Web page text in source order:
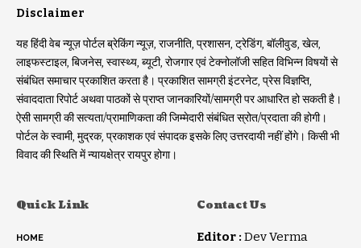
Disclaimer
यह हिंदी वेब न्यूज़ पोर्टल ब्रेकिंग न्यूज़, राजनीति, प्रशासन, ट्रेडिंग, बॉलीवुड, खेल,
लाइफस्टाइल, बिजनेस, स्वास्थ्य, ब्यूटी, रोजगार एवं टेक्नोलॉजी सहित विभिन्न विषयों से
संबंधित समाचार प्रकाशित करता है। प्रकाशित सामग्री इंटरनेट, प्रेस विज्ञप्ति,
संवाददाता रिपोर्ट अथवा पाठकों से प्राप्त जानकारियों/सामग्री पर आधारित हो सकती है।
ऐसी सामग्री की सत्यता/प्रामाणिकता की जिम्मेदारी संबंधित स्रोत/प्रदाता की होगी।
पोर्टल के स्वामी, मुद्रक, प्रकाशक एवं संपादक इसके लिए उत्तरदायी नहीं होंगे। किसी भी
विवाद की स्थिति में न्यायक्षेत्र रायपुर होगा।
Quick Link
HOME
Contact Us
Editor : Dev Verma